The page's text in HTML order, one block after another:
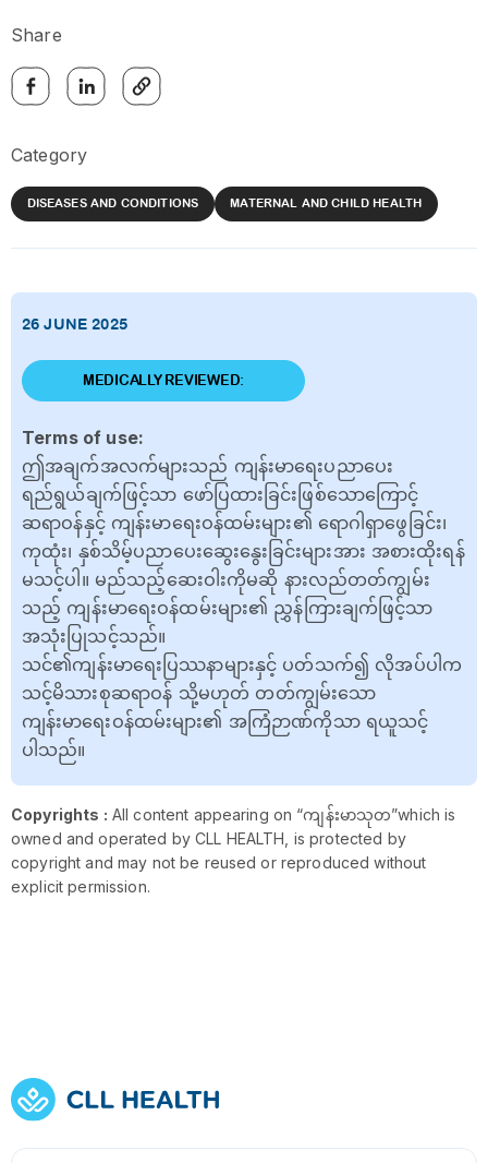
Share
Category
DISEASES AND CONDITIONS MATERNAL AND CHILD HEALTH
26 JUNE 2025
MEDICALLY REVIEWED:
Terms of use:
ဤအချက်အလက်များသည် ကျန်းမာရေးပညာပေး
ရည်ရွယ်ချက်ဖြင့်သာ ဖော်ပြထားခြင်းဖြစ်သောကြောင့်
ဆရာဝန်နှင့် ကျန်းမာရေးဝန်ထမ်းများ၏ ရောဂါရှာဖွေခြင်း၊
ကုထုံး၊ နှစ်သိမ့်ပညာပေးဆွေးနွေးခြင်းများအား အစားထိုးရန်
မသင့်ပါ။ မည်သည့်ဆေးဝါးကိုမဆို နားလည်တတ်ကျွမ်း
သည့် ကျန်းမာရေးဝန်ထမ်းများ၏ ညွှန်ကြားချက်ဖြင့်သာ
အသုံးပြုသင့်သည်။
သင်၏ကျန်းမာရေးပြဿနာများနှင့် ပတ်သက်၍ လိုအပ်ပါက
သင့်မိသားစုဆရာဝန် သို့မဟုတ် တတ်ကျွမ်းသော
ကျန်းမာရေးဝန်ထမ်းများ၏ အကြံဉာဏ်ကိုသာ ရယူသင့်
ပါသည်။
Copyrights : All content appearing on “ကျန်းမာသုတ”which is
owned and operated by CLL HEALTH, is protected by
copyright and may not be reused or reproduced without
explicit permission.